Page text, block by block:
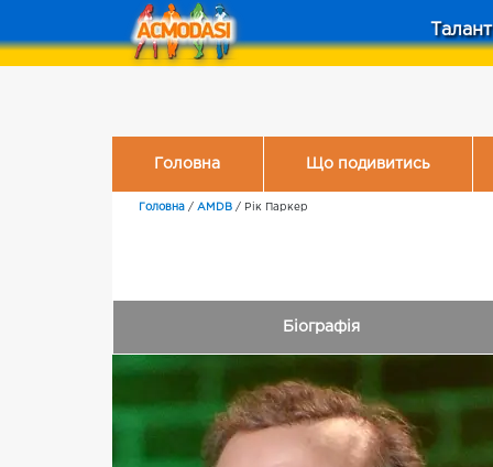
Головна Що подивитись
Головна / AMDB / Рік Паркер
Біографія